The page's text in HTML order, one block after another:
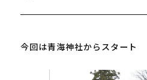
今回は青海神社からスタート